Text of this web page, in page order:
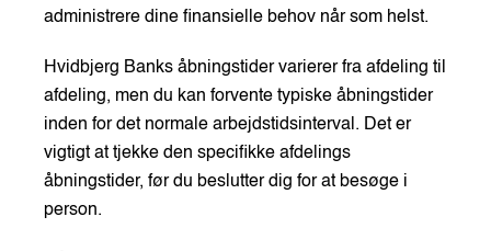
administrere dine finansielle behov når som helst.
Hvidbjerg Banks åbningstider varierer fra afdeling til
afdeling, men du kan forvente typiske åbningstider
inden for det normale arbejdstidsinterval. Det er
vigtigt at tjekke den specifikke afdelings
åbningstider, før du beslutter dig for at besøge i
person.